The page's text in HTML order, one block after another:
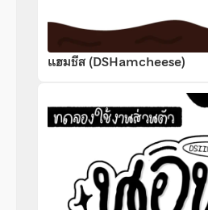
แฮมชีส (DSHamcheese)